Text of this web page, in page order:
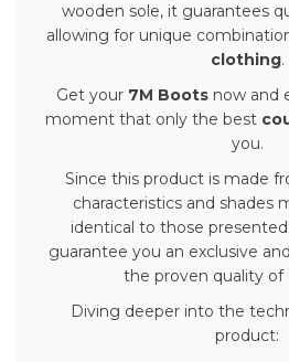
wooden sole, it guarantees
allowing for unique
clothing.
Get your 7M Bootsnow and
moment that only the best
you.
Since this product is made
characteristics and shades
identical to those
guarantee you an exclusive
the proven quality of
Diving deeper into the
product: